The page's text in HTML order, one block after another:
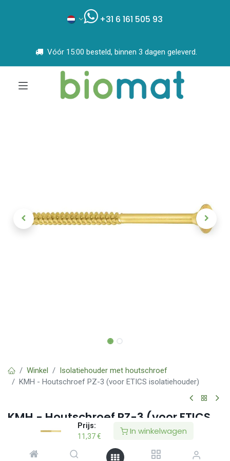
Prijs:
11,37€ In winkelwagen
+31 6 161 505 93
Vóór 15:00 besteld, binnen 3 dagen geleverd.
Winkel
Isolatiehouder met houtschroef
KMH - Houtschroef PZ-3 (voor ETICS isolatiehouder)
KMH - Houtschroef PZ-3 (voor ETICS
isolatiehouder)